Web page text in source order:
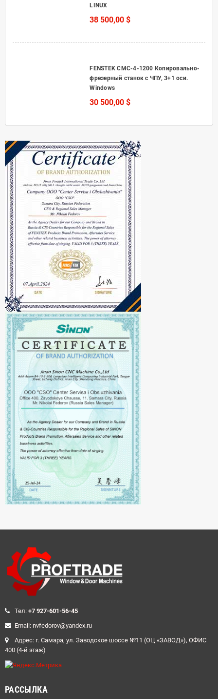
LINUX
38 500,00 $
FENSTEK CMC-4-1200 Копировально-
фрезерный станок с ЧПУ, 3+1 оси.
Windows
30 500,00 $
Teл: +7 927-601-56-45
Email: nvfedorov@yandex.ru
Адрес: г. Самара, ул. Заводское шоссе №11 (ОЦ «ЗАВОД»), ОФИС
400 (4-й этаж)
РАССЫЛКА